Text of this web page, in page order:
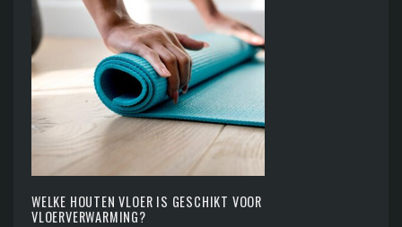
WELKE HOUTEN VLOER IS GESCHIKT VOOR
VLOERVERWARMING?